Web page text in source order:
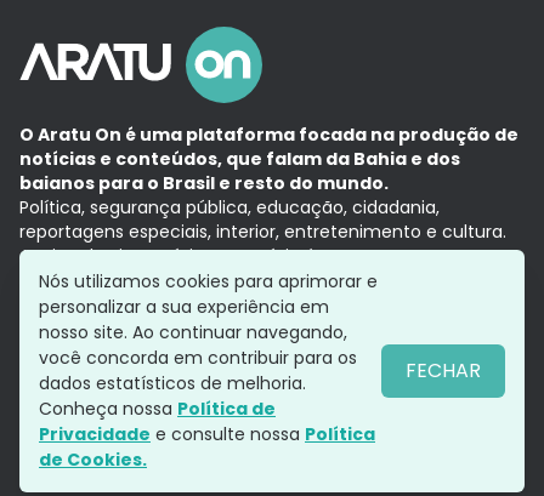
O Aratu On é uma plataforma focada na produção de
notícias e conteúdos, que falam da Bahia e dos
baianos para o Brasil e resto do mundo.
Política, segurança pública, educação, cidadania,
reportagens especiais, interior, entretenimento e cultura.
Aqui, tudo vira notícia e a notícia é no tempo presente,
com a credibilidade do Grupo Aratu.
Grupo Aratu
Política de privacidade
Siga-nos
Nós utilizamos cookies para aprimorar e
personalizar a sua experiência em
nosso site. Ao continuar navegando,
você concorda em contribuir para os
dados estatísticos de melhoria.
Conheça nossa Política de
Privacidade e consulte nossa Política
de Cookies.
FECHAR